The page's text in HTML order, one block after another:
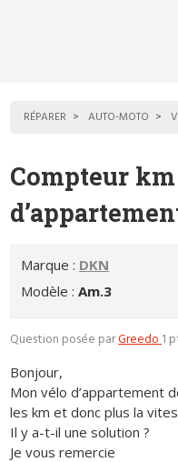
RÉPARER AUTO-MOTO
Compteur
Marque : DKN
Modèle :Am.3
Question posée parGreedo1
Bonjour,
Mon vélo d’appartement
les km et donc plus la
Il y a-t-il une solution ?
Je vous remercie